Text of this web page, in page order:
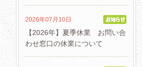
2026年07月10日
【2026年】夏季休業 お問い合
わせ窓口の休業について